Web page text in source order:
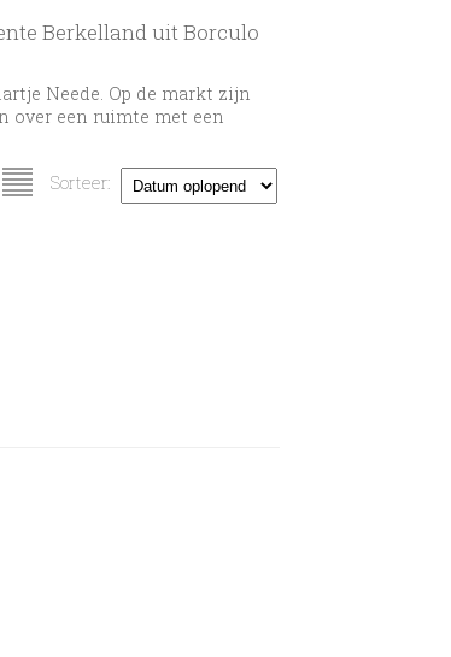
Berkelland uit Borculo
Neede. Op de markt zijn
over een ruimte met een
Sorteer: